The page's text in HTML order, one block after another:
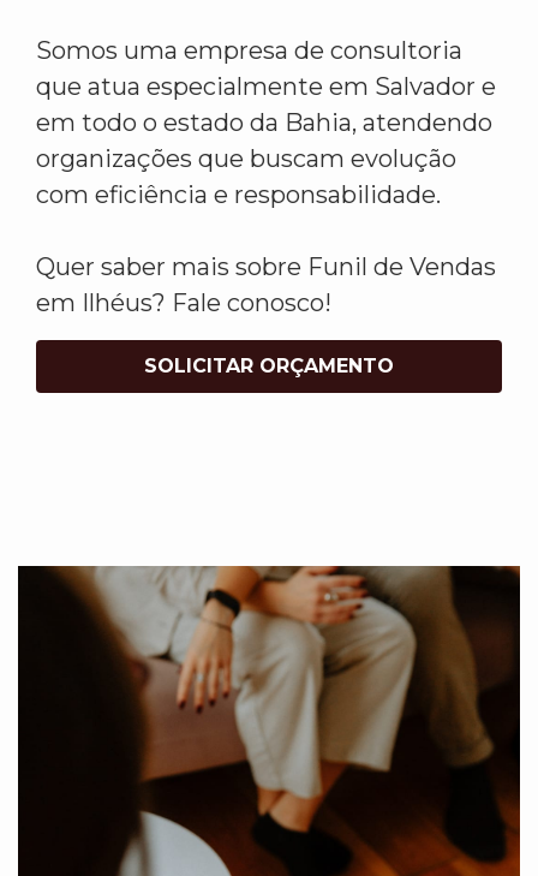
Somos uma empresa de consultoria
que atua especialmente em Salvador e
em todo o estado da Bahia, atendendo
organizações que buscam evolução
com eficiência e responsabilidade.
Quer saber mais sobre Funil de Vendas
em Ilhéus? Fale conosco!
SOLICITAR ORÇAMENTO